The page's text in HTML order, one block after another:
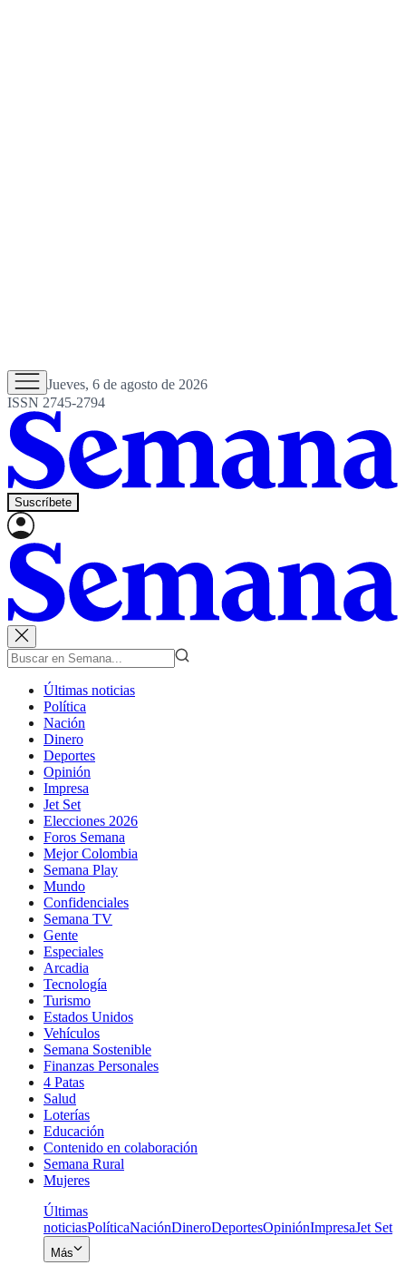
Jueves, 6 de agosto de 2026
ISSN 2745-2794
Suscríbete
Últimas noticias
Política
Nación
Dinero
Deportes
Opinión
Impresa
Jet Set
Elecciones 2026
Foros Semana
Mejor Colombia
Semana Play
Mundo
Confidenciales
Semana TV
Gente
Especiales
Arcadia
Tecnología
Turismo
Estados Unidos
Vehículos
Semana Sostenible
Finanzas Personales
4 Patas
Salud
Loterías
Educación
Contenido en colaboración
Semana Rural
Mujeres
Últimas
noticiasPolíticaNaciónDineroDeportesOpiniónImpresaJet Set
Más